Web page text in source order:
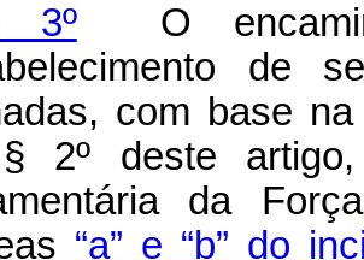
3º
O
de
com base
2º deste artigo,
da
“a” e “b” do